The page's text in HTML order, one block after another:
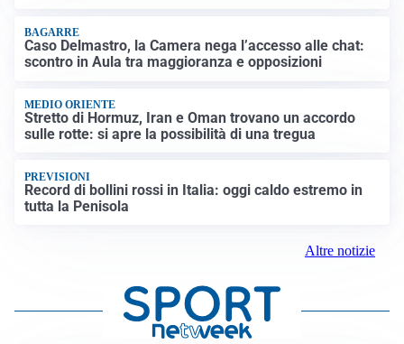
BAGARRE
Caso Delmastro, la Camera nega l’accesso alle chat:
scontro in Aula tra maggioranza e opposizioni
MEDIO ORIENTE
Stretto di Hormuz, Iran e Oman trovano un accordo
sulle rotte: si apre la possibilità di una tregua
PREVISIONI
Record di bollini rossi in Italia: oggi caldo estremo in
tutta la Penisola
Altre notizie